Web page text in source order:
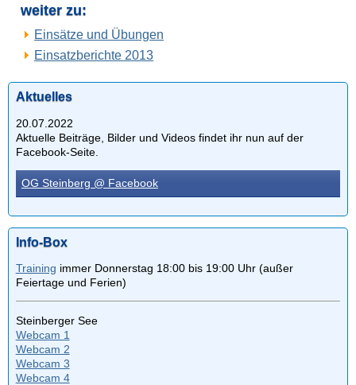
weiter zu:
Einsätze und Übungen
Einsatzberichte 2013
Aktuelles
20.07.2022
Aktuelle Beiträge, Bilder und Videos findet ihr nun auf der
Facebook-Seite.
OG Steinberg @ Facebook
Info-Box
Training immer Donnerstag 18:00 bis 19:00 Uhr (außer
Feiertage und Ferien)
Steinberger See
Webcam 1
Webcam 2
Webcam 3
Webcam 4